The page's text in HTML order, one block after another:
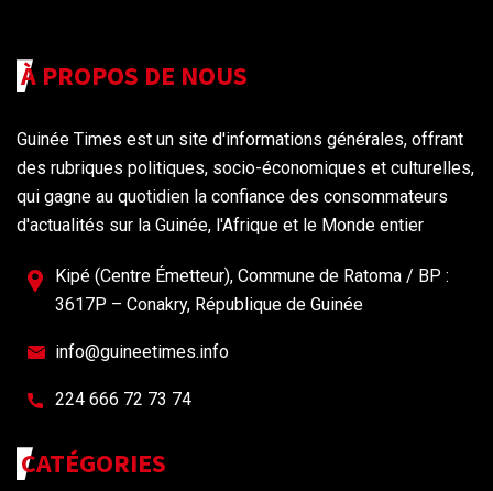
À PROPOS DE NOUS
Guinée Times est un site d'informations générales, offrant
des rubriques politiques, socio-économiques et culturelles,
qui gagne au quotidien la confiance des consommateurs
d'actualités sur la Guinée, l'Afrique et le Monde entier
Kipé (Centre Émetteur), Commune de Ratoma / BP :
3617P – Conakry, République de Guinée
info@guineetimes.info
224 666 72 73 74
CATÉGORIES